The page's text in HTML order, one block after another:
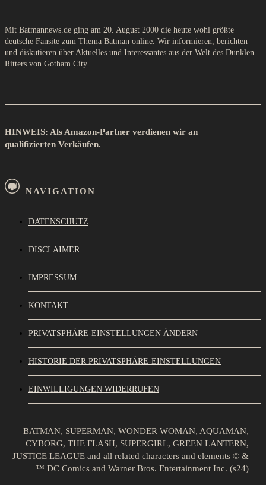
Mit Batmannews.de ging am 20. August 2000 die heute wohl größte
deutsche Fansite zum Thema Batman online. Wir informieren, berichten
und diskutieren über Aktuelles und Interessantes aus der Welt des Dunklen
Ritters von Gotham City.
HINWEIS: Als Amazon-Partner verdienen wir an
qualifizierten Verkäufen.
NAVIGATION
DATENSCHUTZ
DISCLAIMER
IMPRESSUM
KONTAKT
PRIVATSPHÄRE-EINSTELLUNGEN ÄNDERN
HISTORIE DER PRIVATSPHÄRE-EINSTELLUNGEN
EINWILLIGUNGEN WIDERRUFEN
BATMAN, SUPERMAN, WONDER WOMAN, AQUAMAN,
CYBORG, THE FLASH, SUPERGIRL, GREEN LANTERN,
JUSTICE LEAGUE and all related characters and elements © &
™ DC Comics and Warner Bros. Entertainment Inc. (s24)